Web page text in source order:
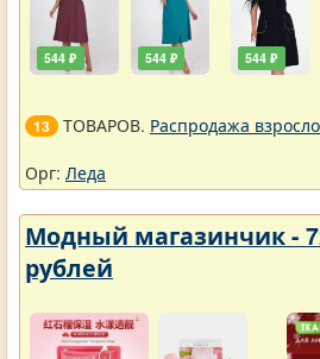
544 ₽ 544 ₽ 544 ₽
13 ТОВАРОВ. Распродажа
Орг: Леда
Модный магазинчик -
рублей